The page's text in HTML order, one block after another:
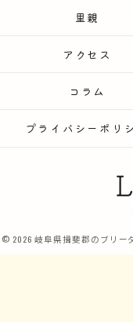
里親
アクセス
コラム
プライバシーポリ
© 2026 岐阜県揖斐郡のブリーダ